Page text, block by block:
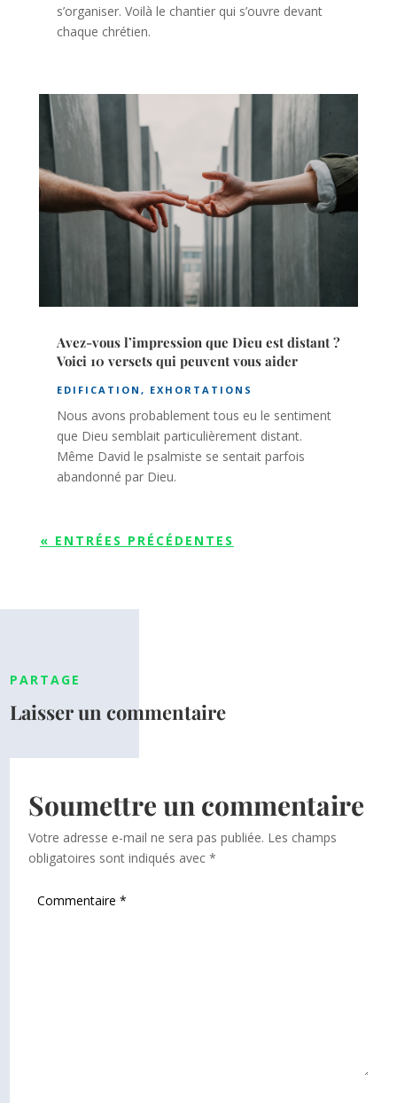
s’organiser. Voilà le chantier qui s’ouvre devant
chaque chrétien.
Avez-vous l’impression que Dieu est distant ?
Voici 10 versets qui peuvent vous aider
EDIFICATION , EXHORTATIONS
Nous avons probablement tous eu le sentiment
que Dieu semblait particulièrement distant.
Même David le psalmiste se sentait parfois
abandonné par Dieu.
« ENTRÉES PRÉCÉDENTES
PARTAGE
Laisser un commentaire
Soumettre un commentaire
Votre adresse e-mail ne sera pas publiée. Les champs
obligatoires sont indiqués avec*